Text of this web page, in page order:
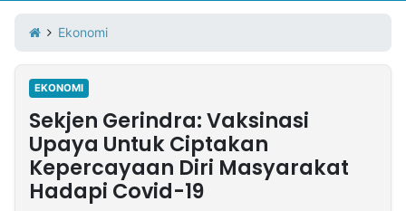
Iklan
Berita
Kami
Nasional
International
Olahraga
Entertainment
Daerah
Pariwisata
Kuliner
Kolom
Network
Ekonomi
EKONOMI
Sekjen Gerindra: Vaksinasi
Upaya Untuk Ciptakan
Kepercayaan Diri Masyarakat
Hadapi Covid-19